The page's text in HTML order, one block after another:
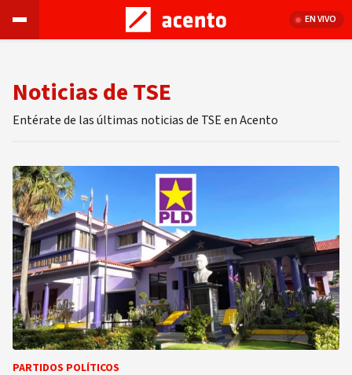
EN VIVO
Noticias de TSE
Entérate de las últimas noticias de TSE en Acento
PARTIDOS POLÍTICOS